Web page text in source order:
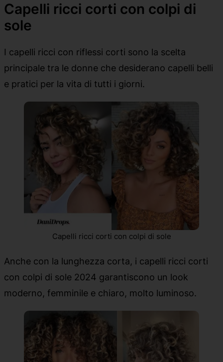
Capelli ricci corti con colpi di
sole
I capelli ricci con riflessi corti sono la scelta
principale tra le donne che desiderano capelli belli
e pratici per la vita di tutti i giorni.
Capelli ricci corti con colpi di sole
Anche con la lunghezza corta, i capelli ricci corti
con colpi di sole 2024 garantiscono un look
moderno, femminile e chiaro, molto luminoso.